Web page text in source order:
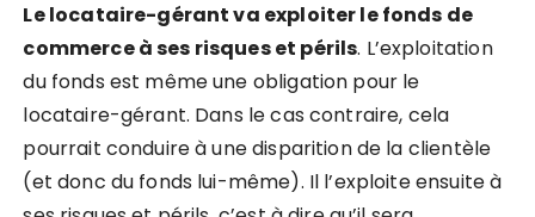
Le locataire-gérant va exploiter le fonds de
commerce à ses risques et périls. L’exploitation
du fonds est même une obligation pour le
locataire-gérant. Dans le cas contraire, cela
pourrait conduire à une disparition de la clientèle
(et donc du fonds lui-même). Il l’exploite ensuite à